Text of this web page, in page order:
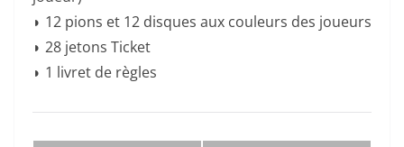
◗ 12 pions et 12 disques aux couleurs des joueurs
◗ 28 jetons Ticket
◗ 1 livret de règles